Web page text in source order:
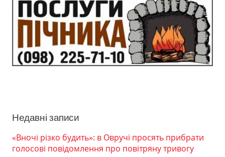
Недавні записи
«Вночі різко будить»: в Овручі просять прибрати
голосові повідомлення про повітряну тривогу